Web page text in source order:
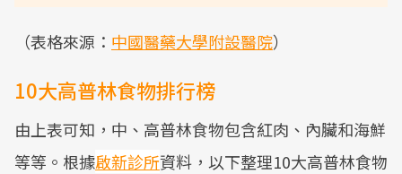
（表格來源： 中國醫藥大學附設醫院）
10大高普林食物排行榜
由上表可知，中、高普林食物包含紅肉、內臟和海鮮
等等。根據啟新診所資料，以下整理10大高普林食物